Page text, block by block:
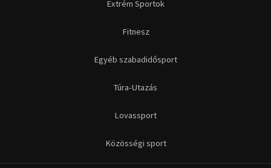
Extrém Sportok
Fitnesz
Egyéb szabadidősport
Túra-Utazás
Lovassport
Közösségi sport